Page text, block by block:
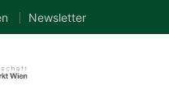
Newsletter